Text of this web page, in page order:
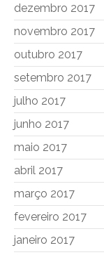
dezembro 2017
novembro 2017
outubro 2017
setembro 2017
julho 2017
junho 2017
maio 2017
abril 2017
março 2017
fevereiro 2017
janeiro 2017